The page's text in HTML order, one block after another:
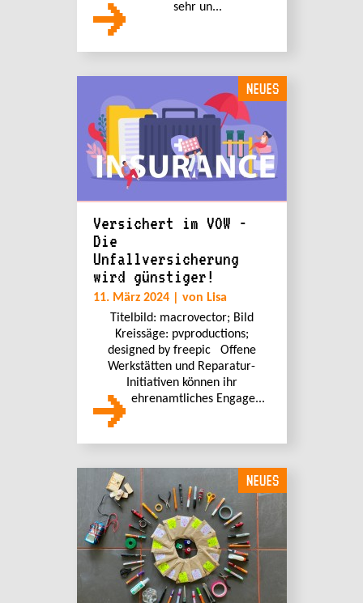
sehr un...
NEUES
Versichert im VOW -
Die
Unfallversicherung
wird günstiger!
11. März 2024 | von Lisa
Titelbild: macrovector; Bild
Kreissäge: pvproductions;
designed by freepic Offene
Werkstätten und Reparatur-
Initiativen können ihr
ehrenamtliches Engage...
NEUES